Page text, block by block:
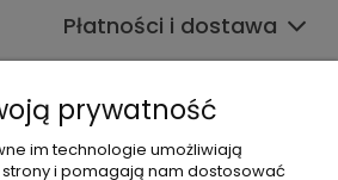
Płatności i dostawa
prywatność
im technologie umożliwiają
i pomagają nam dostosować